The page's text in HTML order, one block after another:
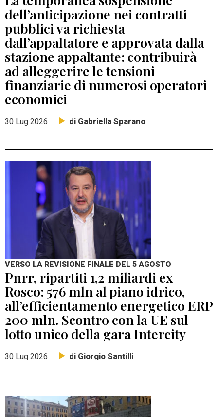
dell’anticipazione nei contratti
pubblici va richiesta
dall’appaltatore e approvata dalla
stazione appaltante: contribuirà
ad alleggerire le tensioni
finanziarie di numerosi operatori
economici
30 Lug 2026 di Gabriella Sparano
VERSO LA REVISIONE FINALE DEL 5 AGOSTO
Pnrr, ripartiti 1,2 miliardi ex
Rosco: 576 mln al piano idrico,
all’efficientamento energetico ERP
200 mln. Scontro con la UE sul
lotto unico della gara Intercity
30 Lug 2026 di Giorgio Santilli